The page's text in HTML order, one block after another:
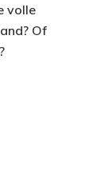
volle
Of